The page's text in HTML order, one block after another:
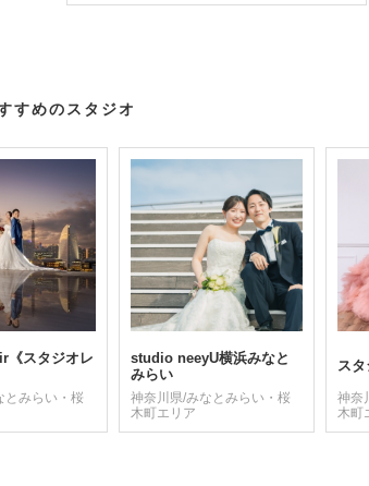
すめのスタジオ
《スタジオレ
とみらい・桜
studio neeyU横浜みなと
みらい
神奈川県/みなとみらい・桜
木町エリア
ス
神奈
木町